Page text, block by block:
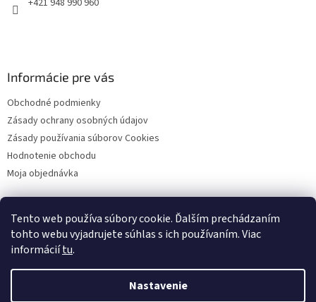
Tento web používa súbory cookie. Ďalším prechádzaním
tohto webu vyjadrujete súhlas s ich používaním. Viac
informáciítu.
Nastavenie
Informácie pre vás
Obchodné podmienky
Zásady ochrany osobných údajov
Zásady používania súborov Cookies
Hodnotenie obchodu
Moja objednávka
Facebook
Vytvoril Shoptet